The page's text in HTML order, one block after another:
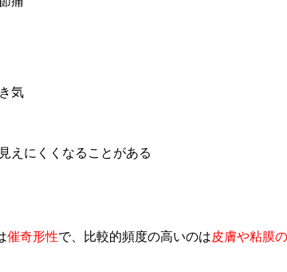
気
えにくくなることがある
催奇形性で、比較的頻度の高いのは皮膚や粘膜